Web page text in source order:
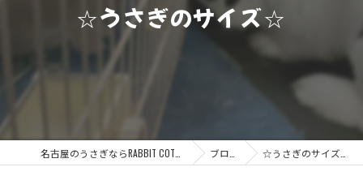
☆うさぎのサイズ☆
ブログ ☆うさぎのサイズ☆